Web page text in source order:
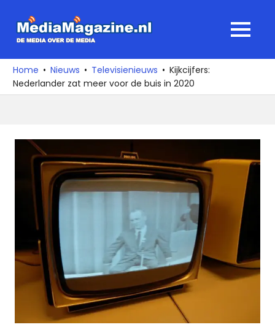
naar
media
over
de
MENU
Home Nieuws Televisienieuws
Kijkcijfers:
Nederlander zat meer voor de buis in 2020